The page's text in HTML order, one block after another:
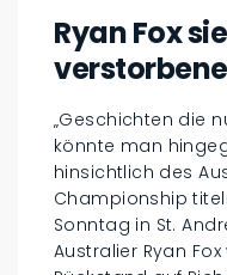
Ryan Fox
„Geschichten die
könnte man
hinsichtlich des
Championship
Sonntag in St.
Australier Ryan